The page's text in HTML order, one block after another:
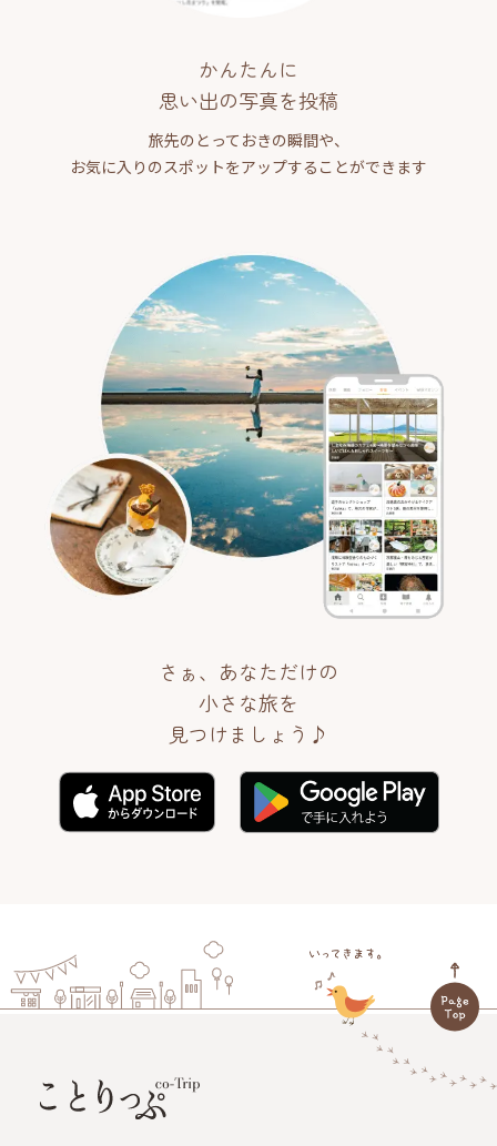
かんたんに
思い出の写真を投稿
旅先のとっておきの瞬間や、
お気に入りのスポットをアップすることができます
さぁ、あなただけの
小さな旅を
見つけましょう♪